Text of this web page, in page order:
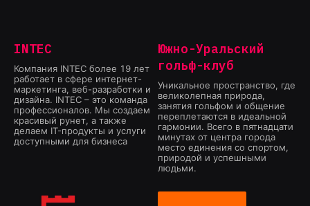
INTEC
Компания INTEC более 19 лет
работает в сфере интернет-
маркетинга, веб-разработки и
дизайна. INTEC – это команда
профессионалов. Мы создаем
красивый рунет, а также
делаем IT-продукты и услуги
доступными для бизнеса
Южно-Уральский
гольф-клуб
Уникальное пространство, где
великолепная природа,
занятия гольфом и общение
переплетаются в идеальной
гармонии. Всего в пятнадцати
минутах от центра города
место единения со спортом,
природой и успешными
людьми.